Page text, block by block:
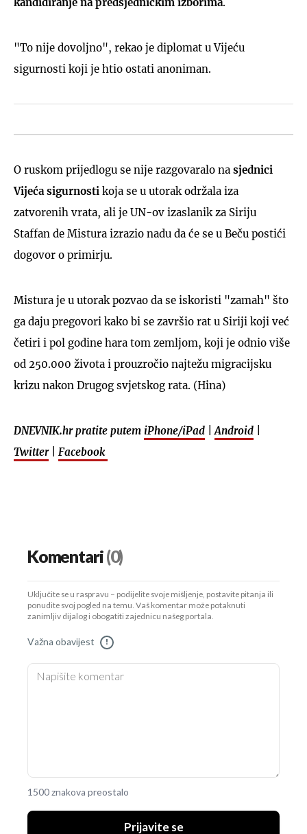
"To nije dovoljno", rekao je diplomat u Vijeću
sigurnosti koji je htio ostati anoniman.
O ruskom prijedlogu se nije razgovaralo na sjednici
Vijeća sigurnosti koja se u utorak održala iza
zatvorenih vrata, ali je UN-ov izaslanik za Siriju
Staffan de Mistura izrazio nadu da će se u Beču postići
dogovor o primirju.
Mistura je u utorak pozvao da se iskoristi "zamah" što
ga daju pregovori kako bi se završio rat u Siriji koji već
četiri i pol godine hara tom zemljom, koji je odnio više
od 250.000 života i prouzročio najtežu migracijsku
krizu nakon Drugog svjetskog rata. (Hina)
DNEVNIK.hr pratite putem iPhone/iPad Android
Twitter| Facebook
Komentari(0)
Uključite se u raspravu – podijelite svoje mišljenje, postavite pitanja ili
ponudite svoj pogled na temu. Vaš komentar može potaknuti
zanimljiv dijalog i obogatiti zajednicu našeg portala.
Važna obavijest !
1500 znakova preostalo
Prijavite se